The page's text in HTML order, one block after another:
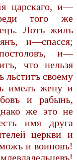
царскаго, и—
того же
Лотъ жилъ
и—спасся;
и—
что нельзя
льститъ своему
имелъ жену и
и рабынь,
же это не
имя друга
церкви и
и воиновъ!